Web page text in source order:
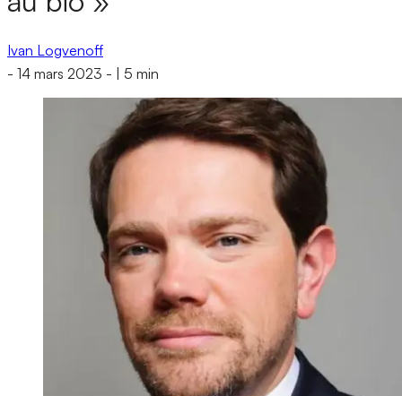
Ivan Logvenoff
- 14 mars 2023 - 5 min